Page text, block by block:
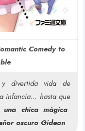
Comedy to
divertida vida de
infancia… hasta que
chica mágica
oscuro Gideon.